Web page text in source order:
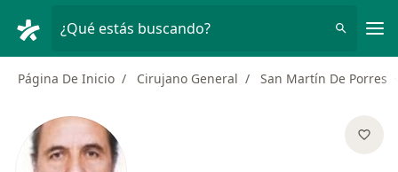
¿Qué estás buscando?
Página De Inicio Cirujano General San Martín De Porres